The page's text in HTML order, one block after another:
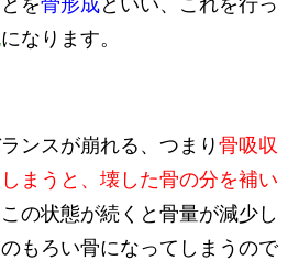
になります。
ンスが崩れる、つまり 骨吸収
まうと、壊した骨の分を補い
の状態が続くと骨量が減少し
もろい骨になってしまうので